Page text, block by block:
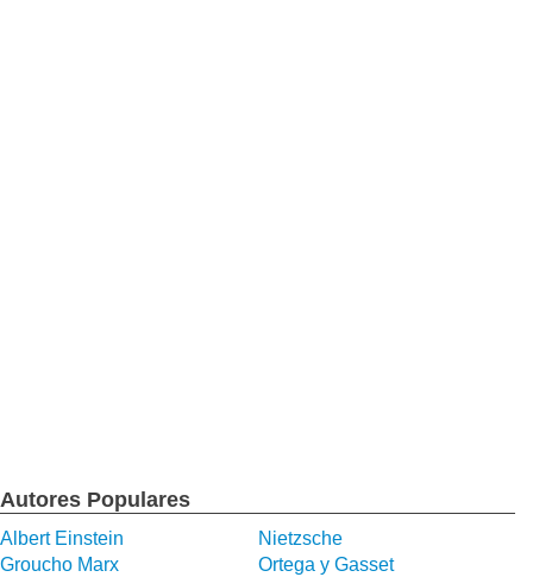
Autores Populares
Albert Einstein
Nietzsche
Groucho Marx
Ortega y Gasset